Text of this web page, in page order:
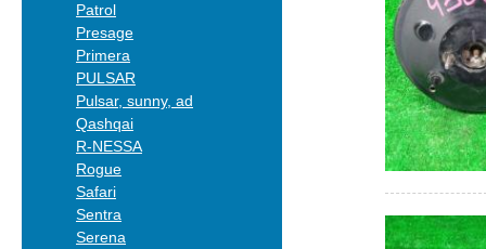
Patrol
Presage
Primera
PULSAR
Pulsar, sunny, ad
Qashqai
R-NESSA
Rogue
Safari
Sentra
Serena